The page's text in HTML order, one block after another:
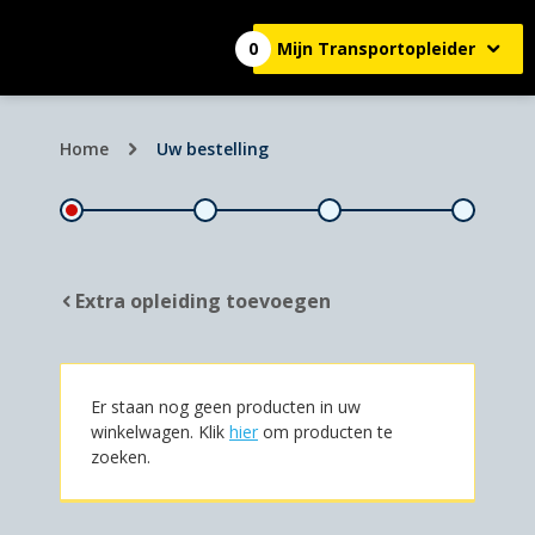
Mijn Transportopleider
0
Home Uw bestelling
Extra opleiding toevoegen
Er staan nog geen producten in uw
winkelwagen. Klik hier om producten te
zoeken.